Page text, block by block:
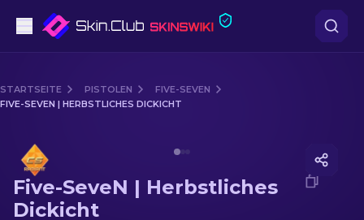
Mittelklasse
Scharfschützengewehr
STARTSEITE PISTOLEN
FIVE-SEVEN
FIVE-SEVEN | HERBSTLICHES DICKICHT
Five-SeveN | Herbstliches
Dickicht